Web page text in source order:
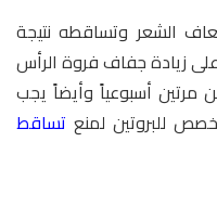
الشعر وتساقطه نتيجة
على زيادة جفاف فروة الرأس
أسبوعياً وأيضاً يجب
للبروتين لمنع تساقط